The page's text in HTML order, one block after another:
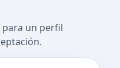
para un perfil